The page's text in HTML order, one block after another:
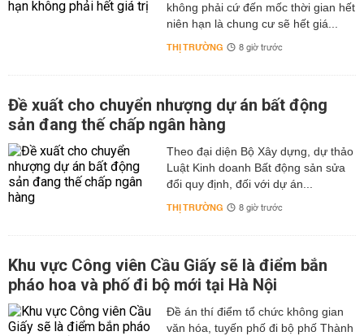
không phải cứ đến mốc thời gian hết
niên hạn là chung cư sẽ hết giá...
THỊ TRƯỜNG 8 giờ trước
Đề xuất cho chuyển nhượng dự án bất động
sản đang thế chấp ngân hàng
Theo đại diện Bộ Xây dựng, dự thảo
Luật Kinh doanh Bất động sản sửa
đổi quy định, đối với dự án...
THỊ TRƯỜNG 8 giờ trước
Khu vực Công viên Cầu Giấy sẽ là điểm bắn
pháo hoa và phố đi bộ mới tại Hà Nội
Đề án thí điểm tổ chức không gian
văn hóa, tuyến phố đi bộ phố Thành